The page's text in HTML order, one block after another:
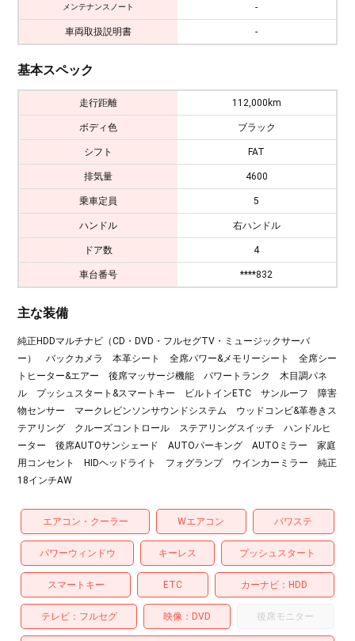
メンテナンスノート -
車両取扱説明書 -
基本スペック
走行距離 112,000km
ボディ色 ブラック
シフト FAT
排気量 4600
乗車定員 5
ハンドル 右ハンドル
ドア数 4
車台番号 ****832
主な装備
純正HDDマルチナビ（CD・DVD・フルセグTV・ミュージックサーバ
ー） バックカメラ 本革シート 全席パワー&メモリーシート 全席シー
トヒーター&エアー 後席マッサージ機能 パワートランク 木目調パネ
ル プッシュスタート&スマートキー ビルトインETC サンルーフ 障害
物センサー マークレビンソンサウンドシステム ウッドコンビ&革巻きス
テアリング クルーズコントロール ステアリングスイッチ ハンドルヒ
ーター 後席AUTOサンシェード AUTOパーキング AUTOミラー 家庭
用コンセント HIDヘッドライト フォグランプ ウインカーミラー 純正
18インチAW
エアコン・クーラー Wエアコン パワステ
パワーウィンドウ キーレス プッシュスタート
スマートキー ETC カーナビ HDD
テレビ フルセグ 映像 DVD 後席モニター